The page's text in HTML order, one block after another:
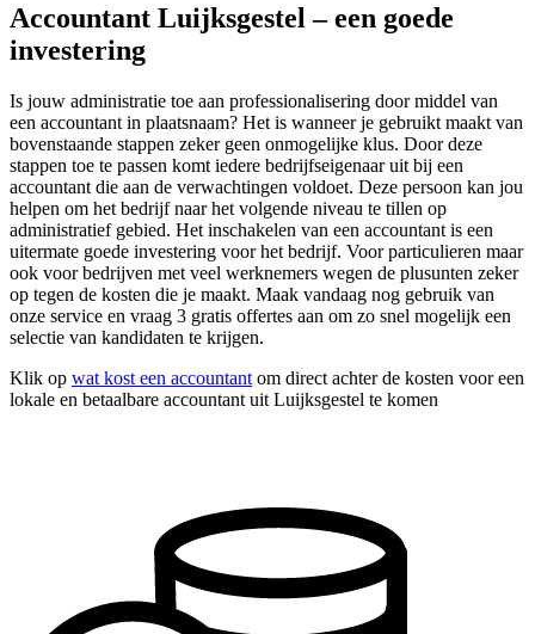
Accountant Luijksgestel – een goede
investering
Is jouw administratie toe aan professionalisering door middel van
een accountant in plaatsnaam? Het is wanneer je gebruikt maakt van
bovenstaande stappen zeker geen onmogelijke klus. Door deze
stappen toe te passen komt iedere bedrijfseigenaar uit bij een
accountant die aan de verwachtingen voldoet. Deze persoon kan jou
helpen om het bedrijf naar het volgende niveau te tillen op
administratief gebied. Het inschakelen van een accountant is een
uitermate goede investering voor het bedrijf. Voor particulieren maar
ook voor bedrijven met veel werknemers wegen de plusunten zeker
op tegen de kosten die je maakt. Maak vandaag nog gebruik van
onze service en vraag 3 gratis offertes aan om zo snel mogelijk een
selectie van kandidaten te krijgen.
Klik op wat kost een accountant om direct achter de kosten voor een
lokale en betaalbare accountant uit Luijksgestel te komen